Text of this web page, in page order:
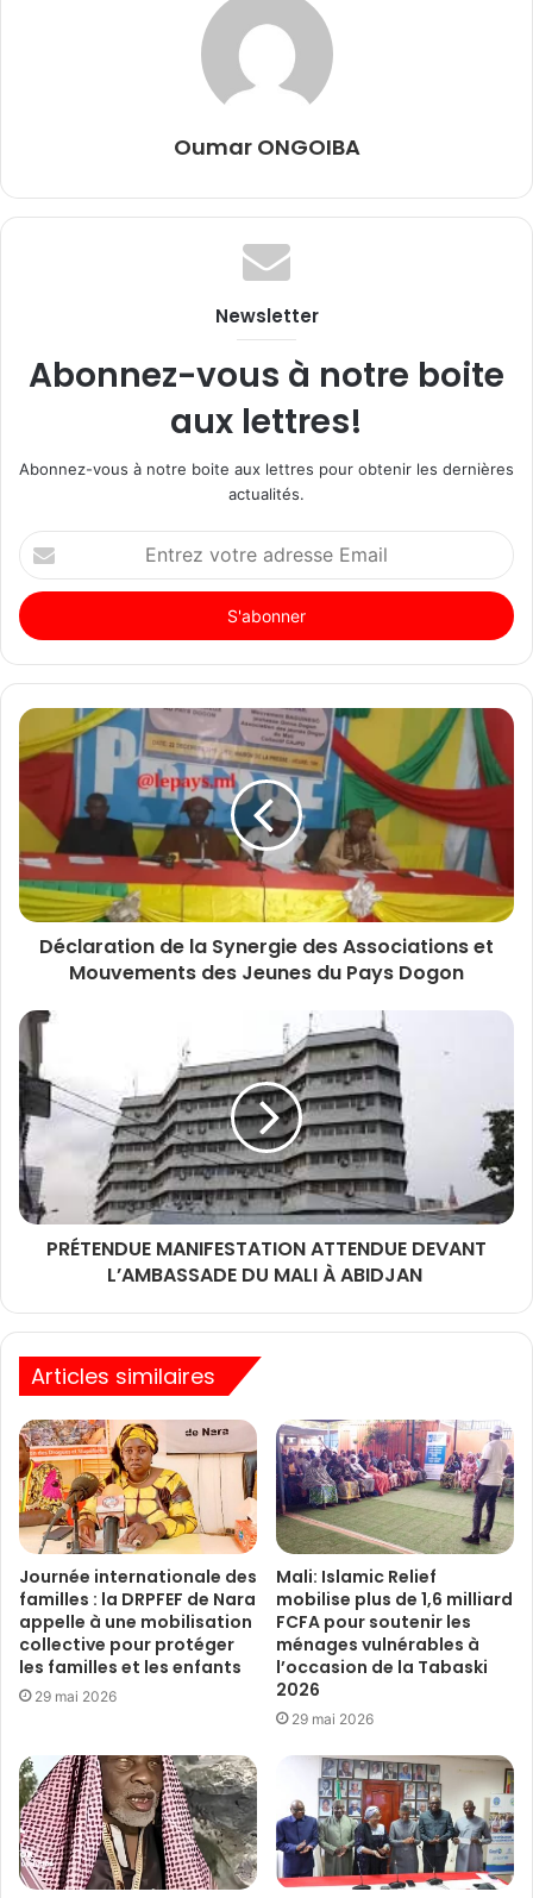
Oumar ONGOIBA
Newsletter
Abonnez-vous à notre boite
aux lettres!
Abonnez-vous à notre boite aux lettres pour obtenir les dernières
actualités.
Entrez
votre
adresse
Email
Déclaration de la Synergie des Associations et
Mouvements des Jeunes du Pays Dogon
PRÉTENDUE MANIFESTATION ATTENDUE DEVANT
L’AMBASSADE DU MALI À ABIDJAN
Articles similaires
Journée internationale des
familles : la DRPFEF de Nara
appelle à une mobilisation
collective pour protéger
les familles et les enfants
29 mai 2026
Mali: Islamic Relief
mobilise plus de 1,6 milliard
FCFA pour soutenir les
ménages vulnérables à
l’occasion de la Tabaski
2026
29 mai 2026